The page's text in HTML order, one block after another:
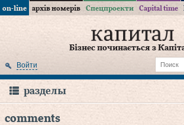
on-line архів номерів Спецпроекти Capital time
Бізнес починається з
Войти
разделы
comments